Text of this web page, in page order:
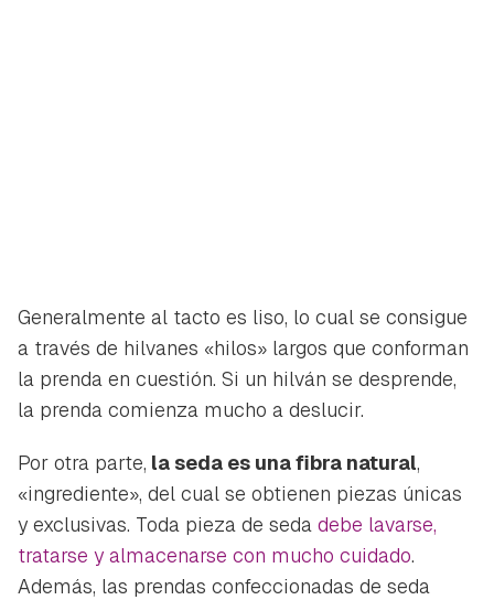
Generalmente al tacto es liso, lo cual se consigue
a través de hilvanes «hilos» largos que conforman
la prenda en cuestión. Si un hilván se desprende,
la prenda comienza mucho a deslucir.
Por otra parte, la seda es una fibra natural,
«ingrediente», del cual se obtienen piezas únicas
y exclusivas. Toda pieza de seda debe lavarse,
tratarse y almacenarse con mucho cuidado.
Además, las prendas confeccionadas de seda